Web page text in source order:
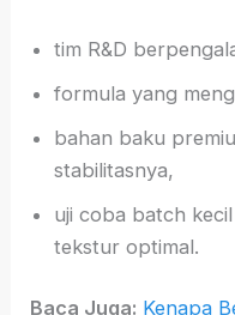
tim R&D
formula yang
bahan baku
stabilitasnya,
uji coba batch
tekstur optimal.
Baca Juga: Kenapa